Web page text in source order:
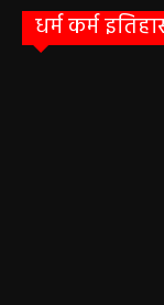
धर्म कर्म